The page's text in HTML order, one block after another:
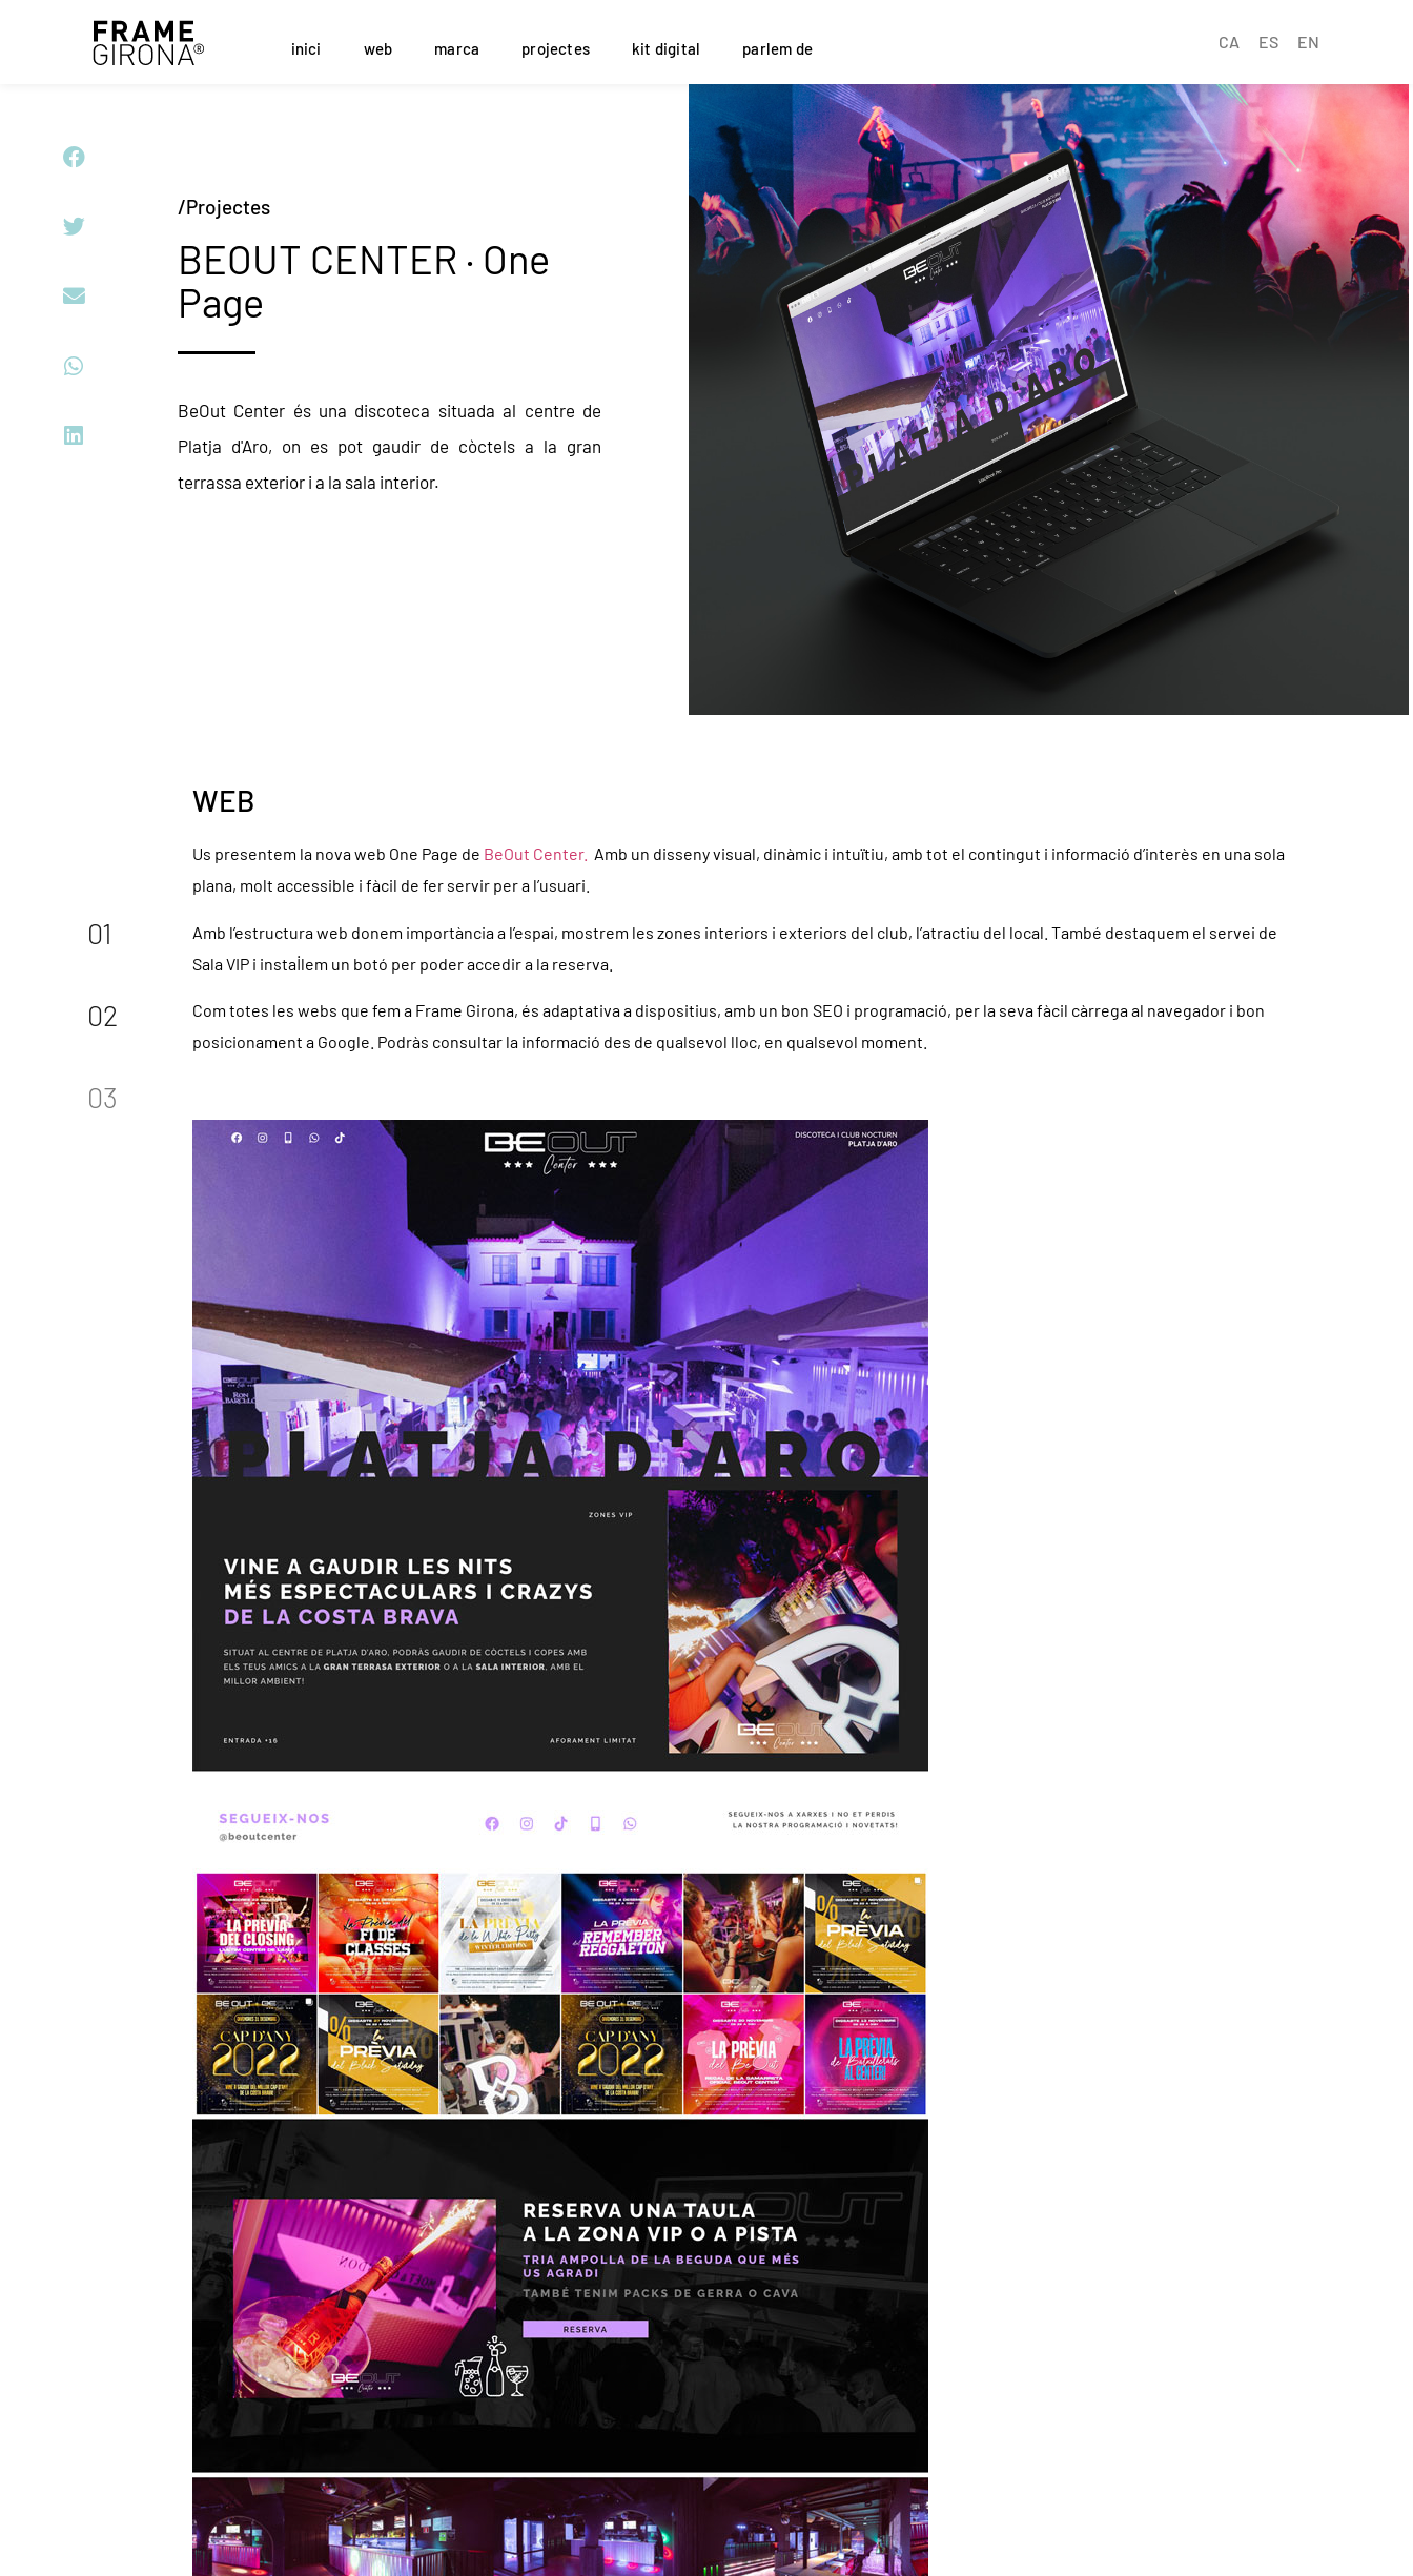
inici web marca projectes kit digital parlem de CA ES EN
/Projectes
BEOUT CENTER · One
Page
BeOut Center és una discoteca situada al centre de
Platja d'Aro, on es pot gaudir de còctels a la gran
terrassa exterior i a la sala interior.
01
02
03
WEB
Us presentem la nova web One Page de BeOut Center. Amb un disseny visual, dinàmic i intuïtiu, amb tot el contingut i informació d’interès en una sola
plana, molt accessible i fàcil de fer servir per a l’usuari.
Amb l’estructura web donem importància a l’espai, mostrem les zones interiors i exteriors del club, l’atractiu del local. També destaquem el servei de
Sala VIP i instal·lem un botó per poder accedir a la reserva.
Com totes les webs que fem a Frame Girona, és adaptativa a dispositius, amb un bon SEO i programació, per la seva fàcil càrrega al navegador i bon
posicionament a Google. Podràs consultar la informació des de qualsevol lloc, en qualsevol moment.